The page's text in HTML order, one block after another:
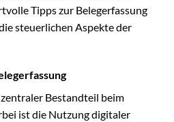
Tipps zur Belegerfassung
steuerlichen Aspekte der
Bestandteil beim
ist die Nutzung digitaler